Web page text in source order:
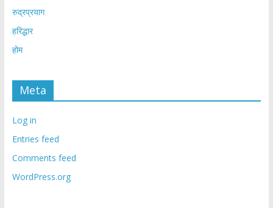
रुद्रप्रयाग
हरिद्धार
होम
Meta
Log in
Entries feed
Comments feed
WordPress.org